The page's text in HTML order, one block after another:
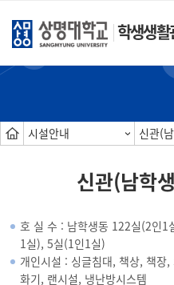
학생생활
시설안내
신관(남학
호 실 수 : 남학생동 122실(2인
1실), 5실(1인1실)
개인시설 : 싱글침대, 책상, 책장
화기, 랜시설, 냉난방시스템